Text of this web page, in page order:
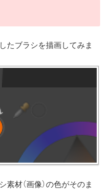
たブラシを描画してみま
素材（画像）の色がそのま